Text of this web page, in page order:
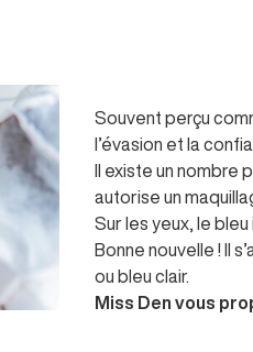
Souvent perçu
l’évasion et la
Il existe un
autorise un
Sur les yeux, le
Bonne nouvelle ! Il
ou bleu clair.
Miss Den vous